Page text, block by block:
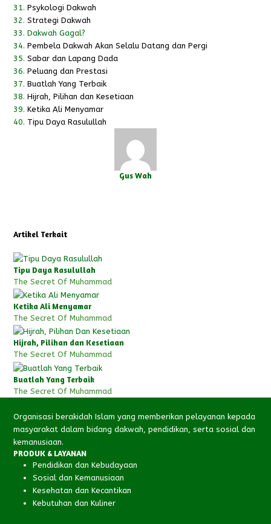
31. Psykologi Dakwah
32. Strategi Dakwah
33. Dakwah Gagal?
34. Pembela Dakwah Akan Selalu Datang dan Pergi
35. Sabar dan Lapang Dada
36. Peluang dan Prestasi
37. Buatlah Yang Terbaik
38. Hijrah, Pilihan dan Kesetiaan
39. Ketika Ali Menyamar
40. Tipu Daya Rasulullah
Gus Wah
Artikel Terkait
Tipu Daya Rasulullah
The Secret Of Muhammad
Ketika Ali Menyamar
The Secret Of Muhammad
Hijrah, Pilihan dan Kesetiaan
The Secret Of Muhammad
Buatlah Yang Terbaik
The Secret Of Muhammad
Organisasi berakidah Islam yang memberikan pelayanan kepada
masyarakat dalam bidang dakwah, pendidikan, serta sosial dan
kemanusiaan.
PRODUK & LAYANAN
Pendidikan dan Kebudayaan
Sosial dan Kemanusiaan
Kesehatan dan Kecantikan
Kebutuhan dan Kuliner